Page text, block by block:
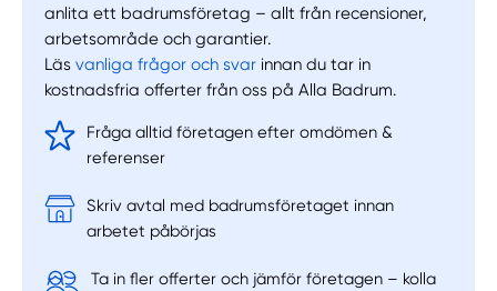
anlita ett badrumsföretag – allt från recensioner,
arbetsområde och garantier.
Läsvanliga frågor och svar innan du tar in
kostnadsfria offerter från oss på Alla Badrum.
Fråga alltid företagen efter omdömen &
referenser
Skriv avtal med badrumsföretaget innan
arbetet påbörjas
Ta in fler offerter och jämför företagen – kolla